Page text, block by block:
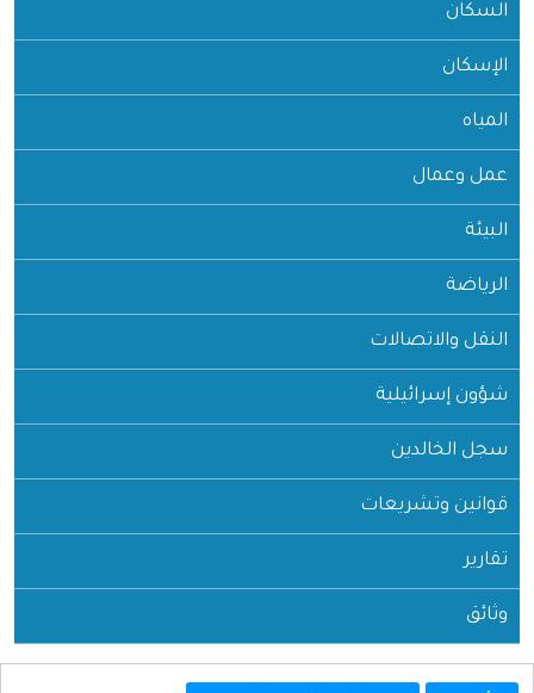
السكان
الإسكان
المياه
عمل وعمال
البيئة
الرياضة
النقل والاتصالات
شؤون إسرائيلية
سجل الخالدين
قوانين وتشريعات
تقارير
وثائق